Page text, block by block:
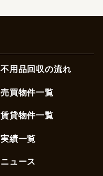
不用品回収の流れ
売買物件一覧
賃貸物件一覧
実績一覧
ニュース